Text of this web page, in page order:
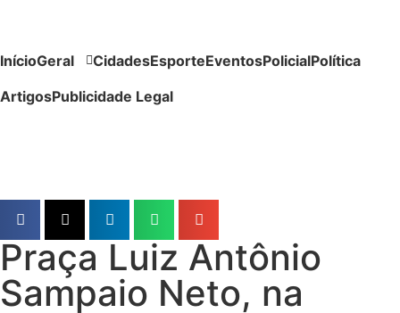
InícioGeral CidadesEsporteEventosPolicialPolítica
ArtigosPublicidade Legal
Praça Luiz Antônio
Sampaio Neto, na